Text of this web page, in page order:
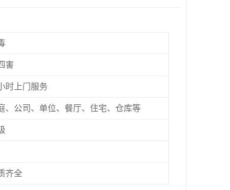
害
时上门服务
、公司、单位、餐厅、住宅、仓库等
齐全